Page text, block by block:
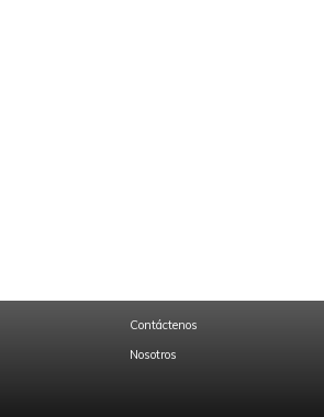
Contáctenos
Nosotros